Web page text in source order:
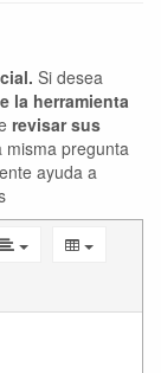
Si desea
la herramienta
revisar sus
pregunta
ayuda a